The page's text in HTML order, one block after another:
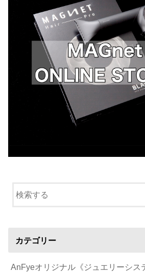
カテゴリー
AnFyeオリジナル《ジュエリーシス